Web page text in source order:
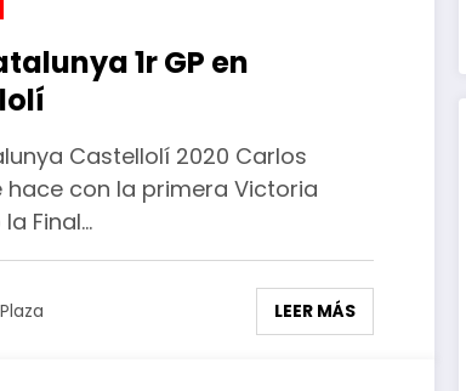
1r GP en
Castellolí 2020 Carlos
hace con la primera Victoria
Final…
LEER MÁS